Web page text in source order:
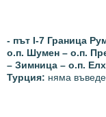
- път І-7 Граница
о.п. Шумен – о.п.
– Зимница – о.п.
Турция: няма